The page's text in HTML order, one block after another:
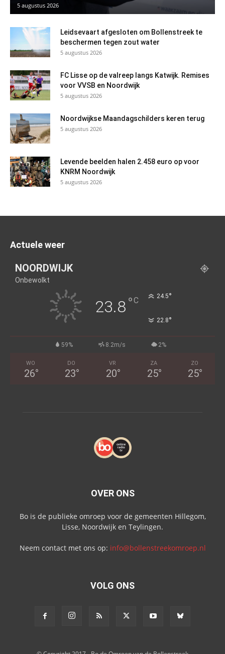
5 augustus 2026
Leidsevaart afgesloten om Bollenstreek te
beschermen tegen zout water
5 augustus 2026
FC Lisse op de valreep langs Katwijk. Remises
voor VVSB en Noordwijk
5 augustus 2026
Noordwijkse Maandagschilders keren terug
5 augustus 2026
Levende beelden halen 2.458 euro op voor
KNRM Noordwijk
5 augustus 2026
Actuele weer
NOORDWIJK
Onbewolkt
23.8°C 24.5°
22.8°
59% 8.2m/s 2%
WO
26°
DO
23°
VR
20°
ZA
25°
ZO
25°
OVER ONS
Bo is de publieke omroep voor de gemeenten Hillegom,
Lisse, Noordwijk en Teylingen.
Neem contact met ons op: info@bollenstreekomroep.nl
VOLG ONS